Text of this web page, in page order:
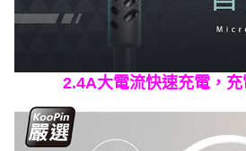
2.4A大電流快速充電，